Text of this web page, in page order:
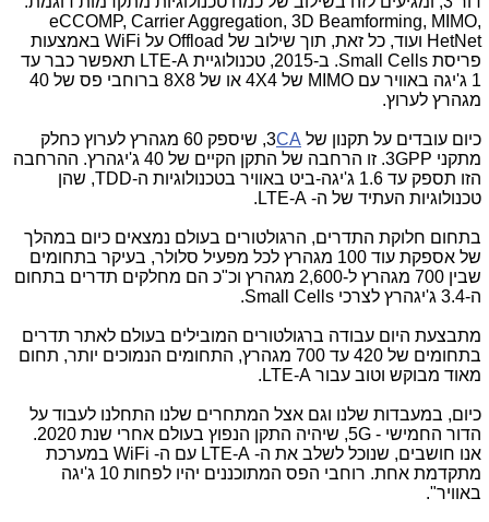
eCCOMP, Carrier Aggregation, 3D Beamforming, MIMO,
HetNet ועוד, כל זאת, תוך שילוב של Offload על WiFi באמצעות
פריסת Small Cells. ב-2015, טכנולוגיית LTE-A תאפשר כבר עד
1 ג'יגה באוויר עם MIMO של 4X4 או של 8X8 ברוחבי פס של 40
מגהרץ לערוץ.
כיום עובדים על תקנון של 3 CA
, שיספק 60 מגהרץ לערוץ כחלק
מתקני 3GPP. זו הרחבה של התקן הקיים של 40 ג'יגהרץ. ההרחבה
הזו תספק עד 1.6 ג'יגה-ביט באוויר בטכנולוגיות ה-TDD, שהן
טכנולוגיות העתיד של ה- LTE-A.
בתחום חלוקת התדרים, הרגולטורים בעולם נמצאים כיום במהלך
של אספקת עוד 100 מגהרץ לכל מפעיל סלולר, בעיקר בתחומים
שבין 700 מגהרץ ל-2,600 מגהרץ וכ"כ הם מחלקים תדרים בתחום
ה-3.4 ג'יגהרץ לצרכי Small Cells.
מתבצעת היום עבודה ברגולטורים המובילים בעולם לאתר תדרים
בתחומים של 420 עד 700 מגהרץ, התחומים הנמוכים יותר, תחום
מאוד מבוקש וטוב עבור LTE-A.
כיום, במעבדות שלנו וגם אצל המתחרים שלנו התחלנו לעבוד על
הדור החמישי - 5G, שיהיה התקן הנפוץ בעולם אחרי שנת 2020.
אנו חושבים, שנוכל לשלב את ה- LTE-A עם ה- WiFi במערכת
מתקדמת אחת. רוחבי הפס המתוכננים יהיו לפחות 10 ג'יגה
באוויר".